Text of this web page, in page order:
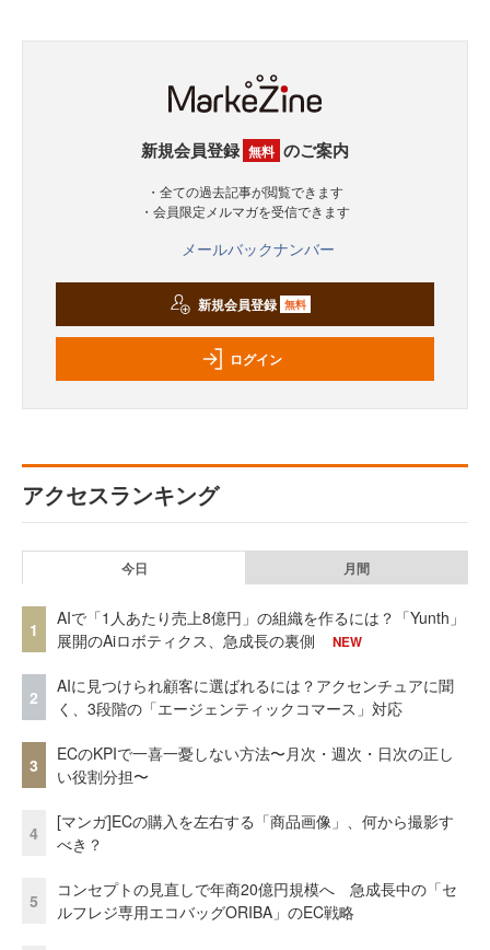
新規会員登録 無料 のご案内
・全ての過去記事が閲覧できます
・会員限定メルマガを受信できます
メールバックナンバー
新規会員登録 無料
ログイン
アクセスランキング
今日 月間
1
AIで「1人あたり売上8億円」の組織を作るには？「Yunth」
展開のAiロボティクス、急成長の裏側
NEW
2
AIに見つけられ顧客に選ばれるには？アクセンチュアに聞
く、3段階の「エージェンティックコマース」対応
3
ECのKPIで一喜一憂しない方法〜月次・週次・日次の正し
い役割分担〜
4
[マンガ]ECの購入を左右する「商品画像」、何から撮影す
べき？
5
コンセプトの見直しで年商20億円規模へ 急成長中の「セ
ルフレジ専用エコバッグORIBA」のEC戦略